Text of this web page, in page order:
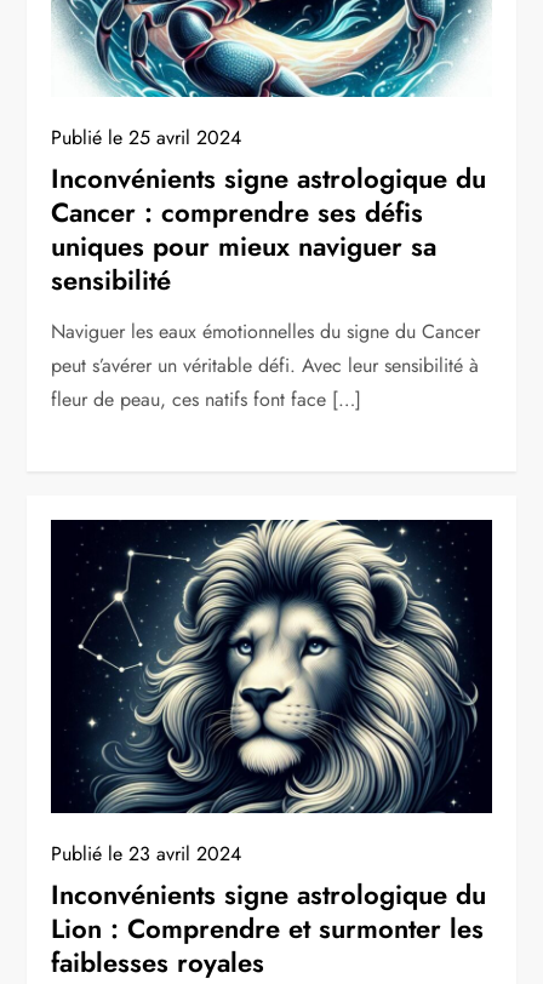
Publié le25 avril 2024
Inconvénients signe astrologique du
Cancer : comprendre ses défis
uniques pour mieux naviguer sa
sensibilité
Naviguer les eaux émotionnelles du signe du Cancer
peut s’avérer un véritable défi. Avec leur sensibilité à
fleur de peau, ces natifs font face […]
Publié le23 avril 2024
Inconvénients signe astrologique du
Lion : Comprendre et surmonter les
faiblesses royales